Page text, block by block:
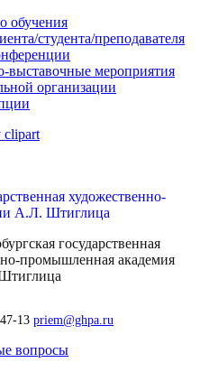
обучения
студента/преподавателя
выставочные мероприятия
организации
государственная
промышленная академия
13 priem@ghpa.ru
вопросы